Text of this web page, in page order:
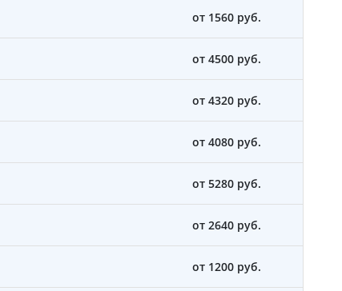
от 1560 руб.
от 4500 руб.
от 4320 руб.
от 4080 руб.
от 5280 руб.
от 2640 руб.
от 1200 руб.